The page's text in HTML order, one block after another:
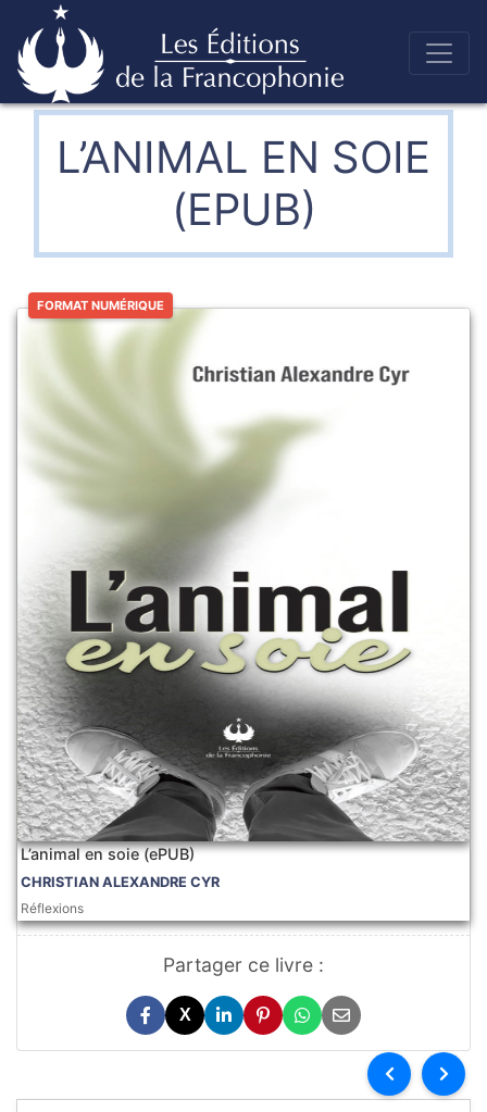
Skip
to
content
Éditions de la francophonie
L’ANIMAL EN SOIE
(EPUB)
FORMAT NUMÉRIQUE
L’animal en soie (ePUB)
CHRISTIAN ALEXANDRE CYR
Réflexions
Partager ce livre :
X